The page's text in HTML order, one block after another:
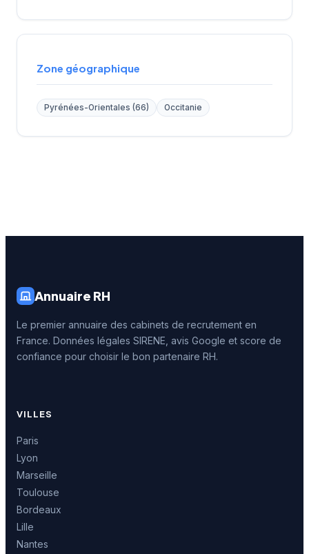
Zone géographique
Pyrénées-Orientales (66) Occitanie
Annuaire RH
Le premier annuaire des cabinets de recrutement en
France. Données légales SIRENE, avis Google et score de
confiance pour choisir le bon partenaire RH.
VILLES
Paris
Lyon
Marseille
Toulouse
Bordeaux
Lille
Nantes